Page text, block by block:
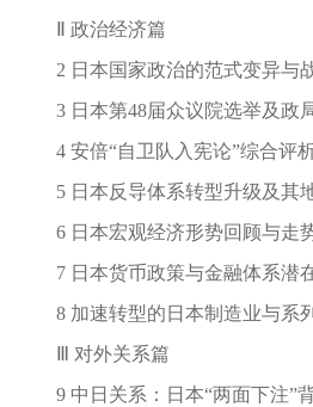
Ⅱ 政治经济篇
2 日本国家政治的范式变异与
3 日本第48届众议院选举及政
4 安倍“自卫队入宪论”综合评
5 日本反导体系转型升级及其
6 日本宏观经济形势回顾与走势
7 日本货币政策与金融体系潜
8 加速转型的日本制造业与系
Ⅲ 对外关系篇
9 中日关系：日本“两面下注”